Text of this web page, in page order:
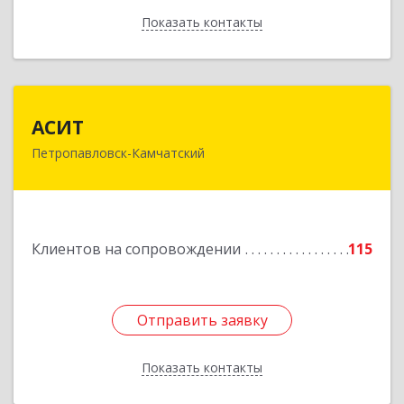
Показать контакты
Назад
АСИТ
Петропавловск-Камчатский
Клиентов на сопровождении 115
Отправить заявку
Показать контакты
683031, Камчатский край, Петропавловск-
Подробнее
Отправить заявку
Назад